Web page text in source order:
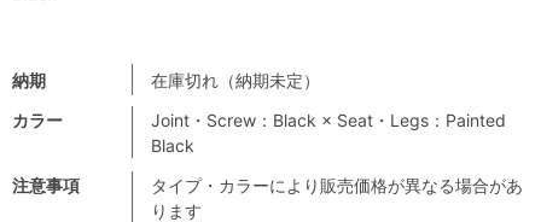
注意事項
タイプ・カラーにより販売価格が異なる場合があ
ります
納期
在庫切れ（納期未定）
カラー
Joint・Screw：Black × Seat・Legs：Painted
Black